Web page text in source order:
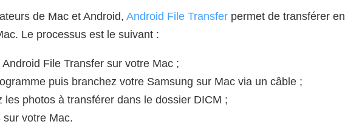
de Mac et Android, Android File Transfer permet de transférer
Le processus est le suivant :
File Transfer sur votre Mac ;
puis branchez votre Samsung sur Mac via un câble ;
les photos à transférer dans le dossier DICM ;
sur votre Mac.